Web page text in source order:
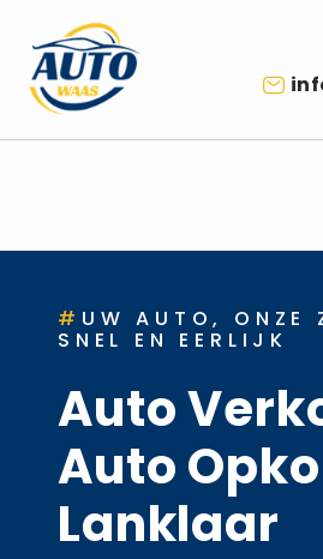
# UW AUTO, ONZE
SNEL EN EERLIJK
Auto
Auto
Lanklaar